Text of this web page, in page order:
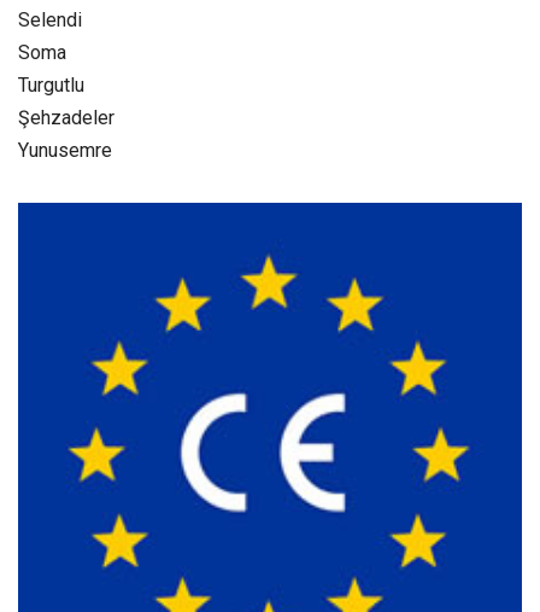
Selendi
Soma
Turgutlu
Şehzadeler
Yunusemre